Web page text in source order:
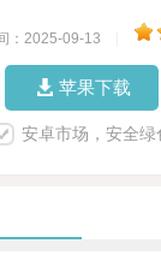
：2025-09-13
苹果下载
安卓市场，安全绿